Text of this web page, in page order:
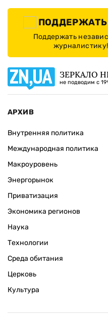
ПОДДЕРЖАТЬ
Поддержать
журналистику!
ЗЕРКАЛО
не подводим с
АРХИВ
Внутренняя политика
Международная политика
Макроуровень
Энергорынок
Приватизация
Экономика регионов
Наука
Технологии
Среда обитания
Церковь
Культура